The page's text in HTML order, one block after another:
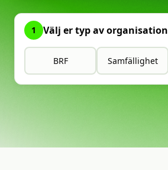
1 Välj er typ av organisation
BRF Samfällighet